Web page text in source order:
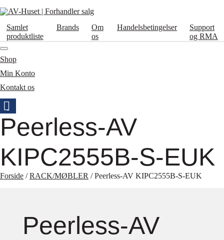
Samlet
produktliste
Brands
Om
os
Handelsbetingelser
Support
og RMA
Shop
Min Konto
Kontakt os
Peerless-AV
KIPC2555B-S-EUK
Forside /RACK/MØBLER / Peerless-AV KIPC2555B-S-EUK
Peerless-AV